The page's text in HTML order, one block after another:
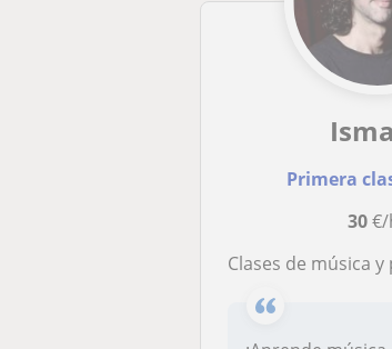
Primera
30
Clases de música y producción musical (guitarra, bajo, batería,